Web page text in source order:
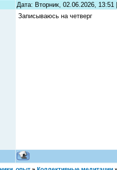
Дата: Вторник, 02.06.2026,
Записываюсь на четверг